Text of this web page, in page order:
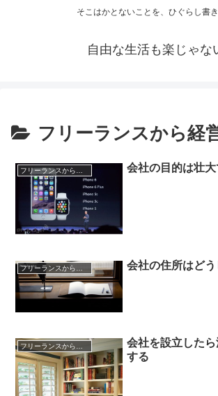
そこはかとないことを、ひぐらし書
自由な生活も楽じゃな
フリーランスから経
会社の目的は壮
会社の住所はどう
会社を設立した
する